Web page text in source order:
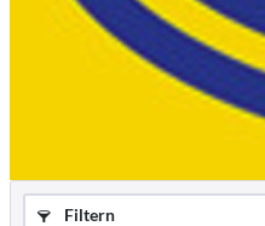
Filtern